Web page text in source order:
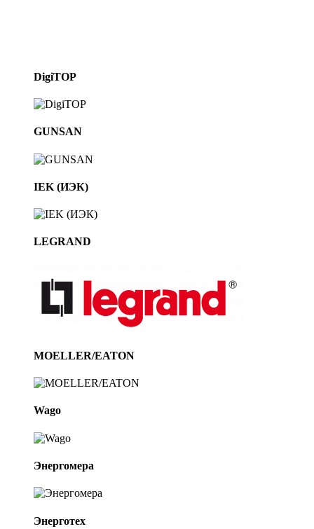
DigiTOP
GUNSAN
IEK (ИЭК)
LEGRAND
MOELLER/EATON
Wago
Энергомера
Энерготех